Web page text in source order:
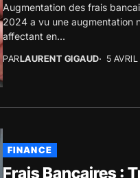
Augmentation des frais
2024 a vu une augmentation
affectant en...
PARLAURENT GIGAUD 5
FINANCE
Frais Bancaires :